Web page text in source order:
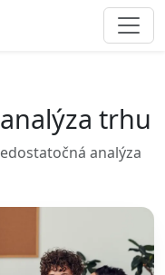
trhu
analýza